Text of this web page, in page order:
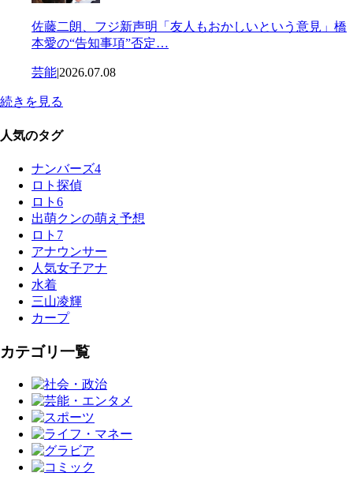
佐藤二朗、フジ新声明「友人もおかしいという意見」橋
本愛の“告知事項”否定…
芸能|2026.07.08
続きを見る
人気のタグ
ナンバーズ4
ロト探偵
ロト6
出萌クンの萌え予想
ロト7
アナウンサー
人気女子アナ
水着
三山凌輝
カープ
カテゴリ一覧